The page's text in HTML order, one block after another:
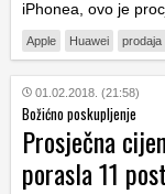
iPhonea, ovo je
Apple Huawei prodaja
01.02.2018. (21:58)
Božićno poskupljenje
Prosječna
porasla 11